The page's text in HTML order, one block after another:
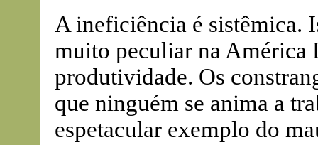
A ineficiência é sistêmica.
muito peculiar na América
produtividade. Os
que ninguém se anima a
espetacular exemplo do